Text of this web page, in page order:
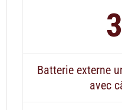
Batterie externe
avec